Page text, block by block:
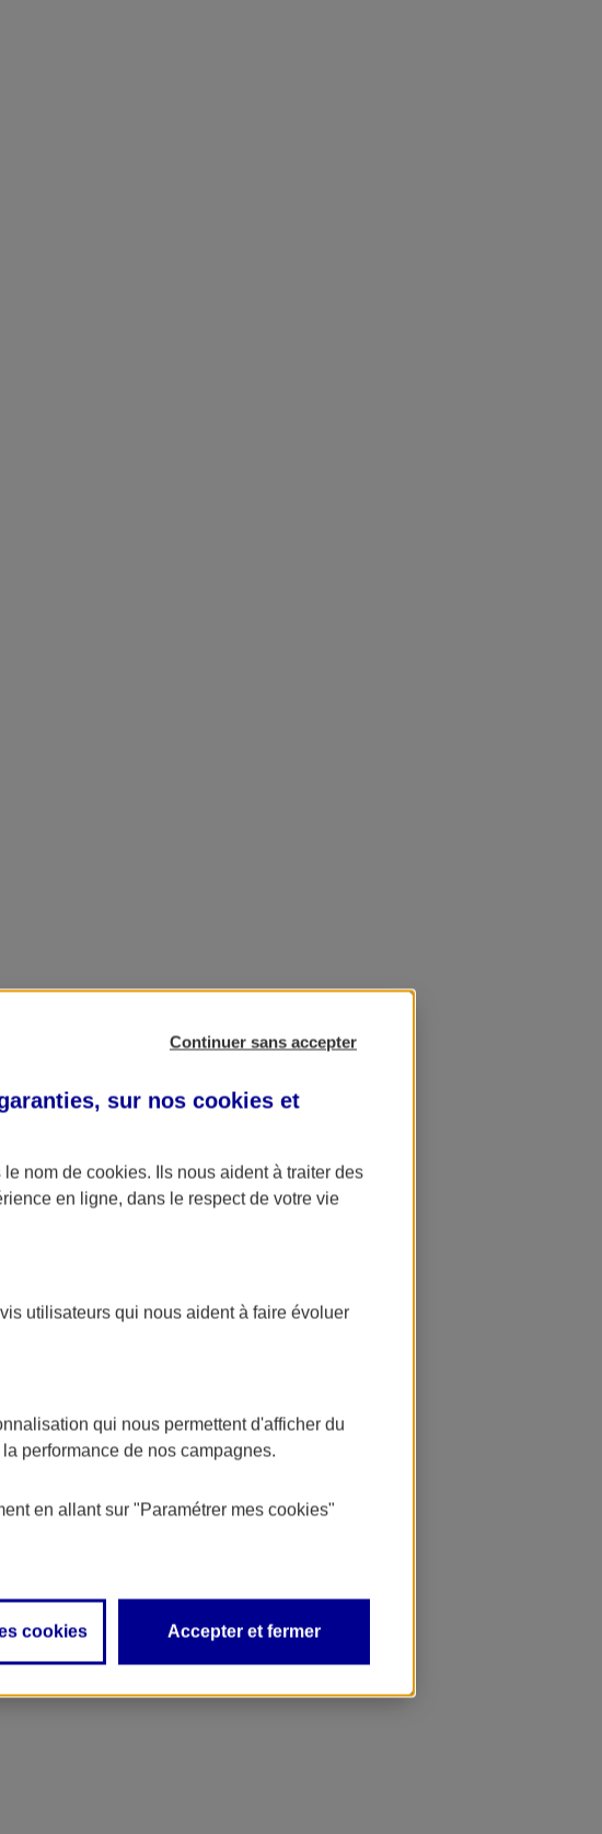
Continuer sans accepter
sur nos cookies et
le nom de cookies. Ils nous aident à traiter des
en ligne, dans le respect de votre vie
utilisateurs qui nous aident à faire évoluer
qui nous permettent d'afficher du
performance de nos campagnes.
en allant sur "Paramétrer mes cookies"
cookies Accepter et fermer